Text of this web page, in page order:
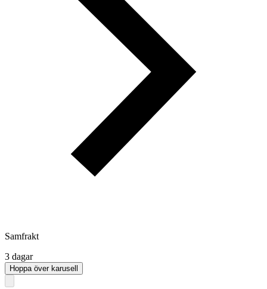
Samfrakt
3 dagar
Hoppa över karusell